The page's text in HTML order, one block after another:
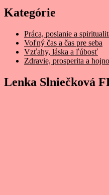
Kategórie
Práca, poslanie a
Voľný čas a čas pre seba
Vzťahy, láska a ľúbosť
Zdravie, prosperita a
Lenka Slniečková